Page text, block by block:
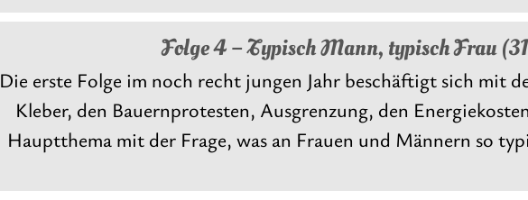
Folge 4 – Typisch Mann, typisch Frau
Die erste Folge im noch recht jungen Jahr beschäftigt sich mit
Kleber, den Bauernprotesten, Ausgrenzung, den
Hauptthema mit der Frage, was an Frauen und Männern so